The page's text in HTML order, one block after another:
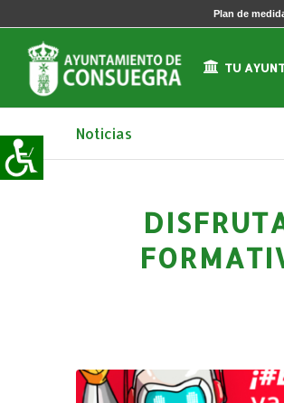
Plan de
TU
Noticias